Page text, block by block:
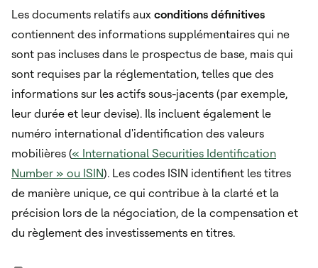
Les documents relatifs aux conditions définitives
contiennent des informations supplémentaires qui ne
sont pas incluses dans le prospectus de base, mais qui
sont requises par la réglementation, telles que des
informations sur les actifs sous-jacents (par exemple,
leur durée et leur devise). Ils incluent également le
numéro international d'identification des valeurs
mobilières (« International Securities Identification
Number » ou ISIN). Les codes ISIN identifient les titres
de manière unique, ce qui contribue à la clarté et la
précision lors de la négociation, de la compensation et
du règlement des investissements en titres.